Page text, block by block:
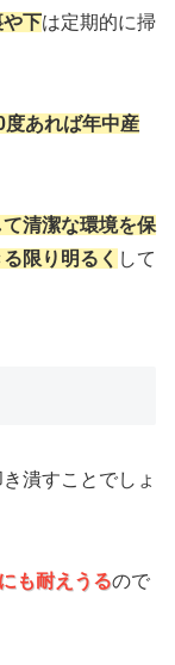
下は定期的に掃
あれば年中産
清潔な環境を保
限り明るく して
潰すことでしょ
も耐えうるので